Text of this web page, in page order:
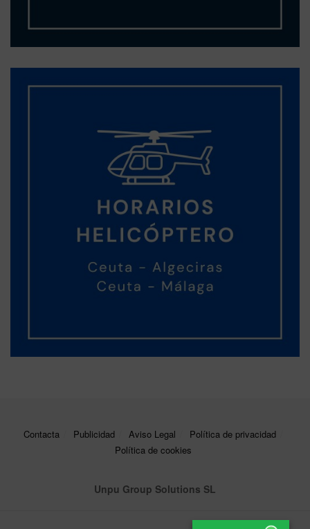
Contacta Publicidad Aviso Legal
Política de privacidad
Política de cookies
Unpu Group Solutions SL